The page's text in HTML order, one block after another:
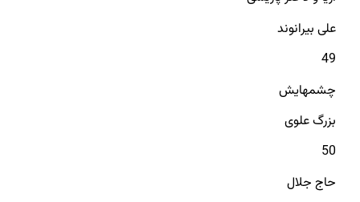
علی بیرانوند
49
چشمهایش
بزرگ علوی
50
حاج جلال